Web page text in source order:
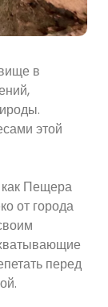
в
этой
Пещера
от города
перед